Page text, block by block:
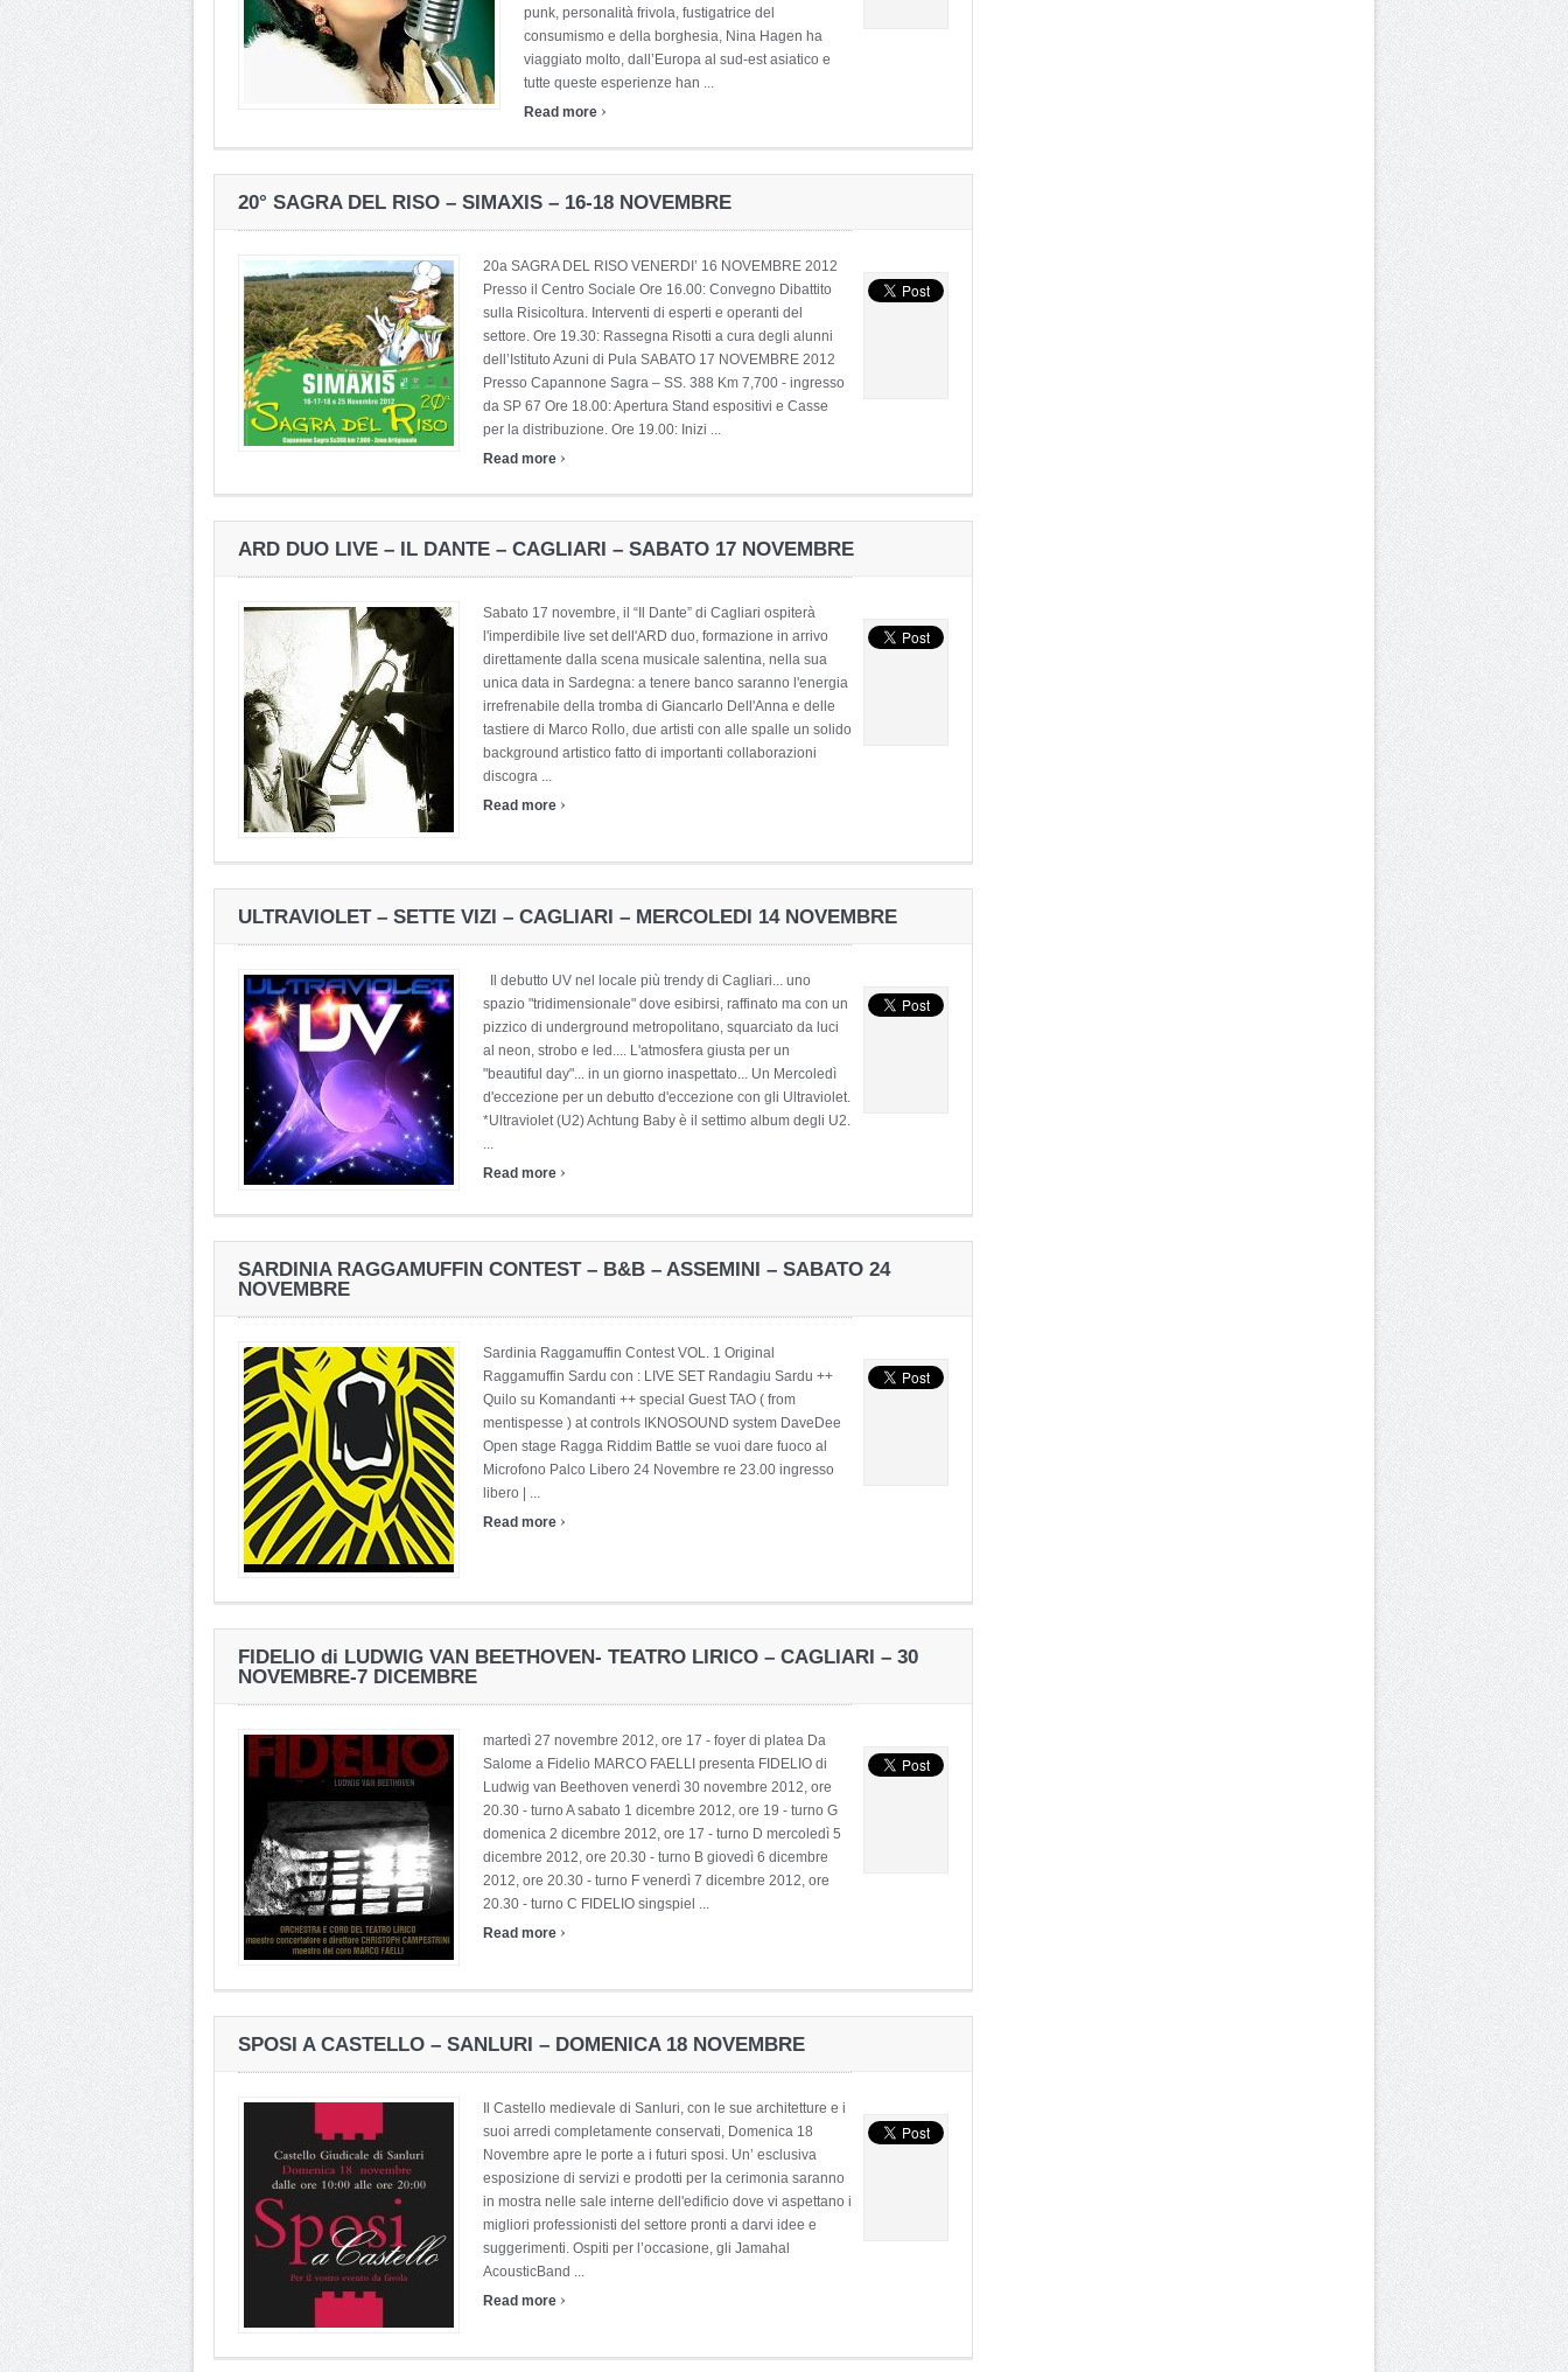
punk, personalità frivola, fustigatrice del
consumismo e della borghesia, Nina Hagen ha
viaggiato molto, dall’Europa al sud-est asiatico e
tutte queste esperienze han ...
Read more ›
20° SAGRA DEL RISO – SIMAXIS – 16-18 NOVEMBRE
20a SAGRA DEL RISO VENERDI’ 16 NOVEMBRE 2012
Presso il Centro Sociale Ore 16.00: Convegno Dibattito
sulla Risicoltura. Interventi di esperti e operanti del
settore. Ore 19.30: Rassegna Risotti a cura degli alunni
dell’Istituto Azuni di Pula SABATO 17 NOVEMBRE 2012
Presso Capannone Sagra – SS. 388 Km 7,700 - ingresso
da SP 67 Ore 18.00: Apertura Stand espositivi e Casse
per la distribuzione. Ore 19.00: Inizi ...
Read more ›
ARD DUO LIVE – IL DANTE – CAGLIARI – SABATO 17 NOVEMBRE
Sabato 17 novembre, il “Il Dante” di Cagliari ospiterà
l'imperdibile live set dell'ARD duo, formazione in arrivo
direttamente dalla scena musicale salentina, nella sua
unica data in Sardegna: a tenere banco saranno l'energia
irrefrenabile della tromba di Giancarlo Dell'Anna e delle
tastiere di Marco Rollo, due artisti con alle spalle un solido
background artistico fatto di importanti collaborazioni
discogra ...
Read more ›
ULTRAVIOLET – SETTE VIZI – CAGLIARI – MERCOLEDI 14 NOVEMBRE
Il debutto UV nel locale più trendy di Cagliari... uno
spazio "tridimensionale" dove esibirsi, raffinato ma con un
pizzico di underground metropolitano, squarciato da luci
al neon, strobo e led.... L'atmosfera giusta per un
"beautiful day"... in un giorno inaspettato... Un Mercoledì
d'eccezione per un debutto d'eccezione con gli Ultraviolet.
*Ultraviolet (U2) Achtung Baby è il settimo album degli U2.
...
Read more ›
SARDINIA RAGGAMUFFIN CONTEST – B&B – ASSEMINI – SABATO 24
NOVEMBRE
Sardinia Raggamuffin Contest VOL. 1 Original
Raggamuffin Sardu con : LIVE SET Randagiu Sardu ++
Quilo su Komandanti ++ special Guest TAO ( from
mentispesse ) at controls IKNOSOUND system DaveDee
Open stage Ragga Riddim Battle se vuoi dare fuoco al
Microfono Palco Libero 24 Novembre re 23.00 ingresso
libero | ...
Read more ›
FIDELIO di LUDWIG VAN BEETHOVEN- TEATRO LIRICO – CAGLIARI – 30
NOVEMBRE-7 DICEMBRE
martedì 27 novembre 2012, ore 17 - foyer di platea Da
Salome a Fidelio MARCO FAELLI presenta FIDELIO di
Ludwig van Beethoven venerdì 30 novembre 2012, ore
20.30 - turno A sabato 1 dicembre 2012, ore 19 - turno G
domenica 2 dicembre 2012, ore 17 - turno D mercoledì 5
dicembre 2012, ore 20.30 - turno B giovedì 6 dicembre
2012, ore 20.30 - turno F venerdì 7 dicembre 2012, ore
20.30 - turno C FIDELIO singspiel ...
Read more ›
SPOSI A CASTELLO – SANLURI – DOMENICA 18 NOVEMBRE
Il Castello medievale di Sanluri, con le sue architetture e i
suoi arredi completamente conservati, Domenica 18
Novembre apre le porte a i futuri sposi. Un’ esclusiva
esposizione di servizi e prodotti per la cerimonia saranno
in mostra nelle sale interne dell'edificio dove vi aspettano i
migliori professionisti del settore pronti a darvi idee e
suggerimenti. Ospiti per l’occasione, gli Jamahal
AcousticBand ...
Read more ›